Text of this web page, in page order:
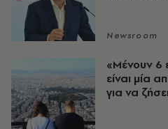
Newsroom
«Μένουν 6
είναι μία
για να